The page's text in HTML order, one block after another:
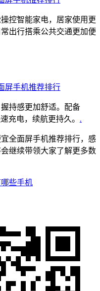
控智能家电，居家使用更
出行搭乘公共交通更加便
持感更加舒适。配备
充电，续航更持久。 .
全面屏手机推荐排行，感
继续带领大家了解更多数
些手机